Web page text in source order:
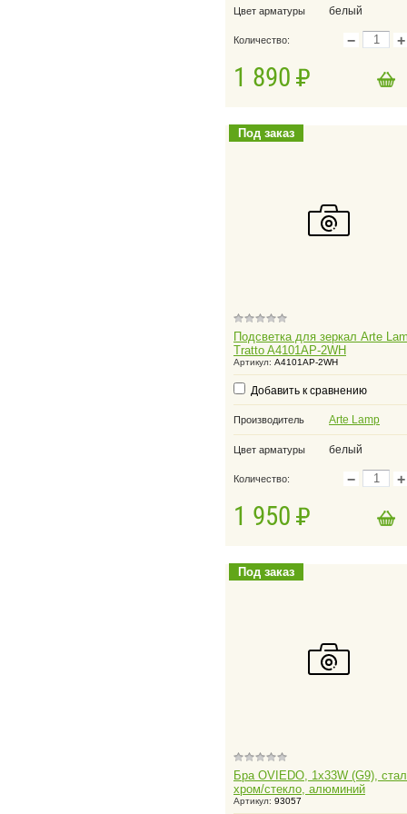
Цвет арматуры белый
Количество: − +
1 890
Добавить в корзину
Под заказ
Подсветка для зеркал Arte
Tratto A4101AP-2WH
Артикул: A4101AP-2WH
Добавить к сравнению
Производитель Arte Lamp
Цвет арматуры белый
Количество: − +
1 950
Добавить в корзину
Под заказ
Бра OVIEDO, 1х33W (G9),
хром/стекло, алюминий
Артикул: 93057